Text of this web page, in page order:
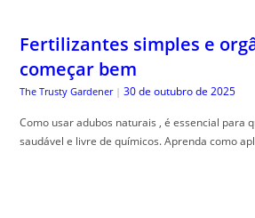
Fertilizantes simples e
começar bem
The Trusty Gardener | 30 de outubro de 2025
Como usar adubos naturais , é essencial para
saudável e livre de químicos. Aprenda como